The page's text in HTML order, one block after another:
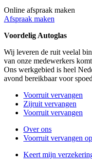
Online afspraak maken
Afspraak maken
Voordelig Autoglas
Wij leveren de ruit veelal
van onze medewerkers
Ons werkgebied is heel
avond bereikbaar voor
Voorruit vervangen
Zijruit vervangen
Voorruit vervangen
Over ons
Voorruit vervangen
Keert mijn